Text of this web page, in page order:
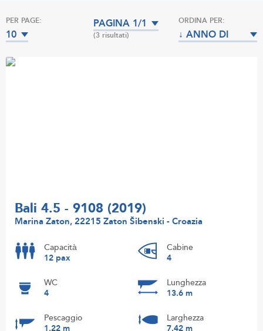
PER PAGE:
10
PAGINA 1/1
(3 risultati)
ORDINA PER:
↓ ANNO DI
Bali 4.5 - 9108 (2019)
Marina Zaton, 22215 Zaton Šibenski - Croazia
Capacità
12 pax
Cabine
4
WC
4
Lunghezza
13.6 m
Pescaggio
1.22 m
Larghezza
7.42 m